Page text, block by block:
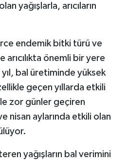
yağışlarla, arıcıların
endemik bitki türü ve
arıcılıkta önemli bir yere
bal üretiminde yüksek
geçen yıllarda etkili
zor günler geçiren
nisan aylarında etkili olan
yağışların bal verimini